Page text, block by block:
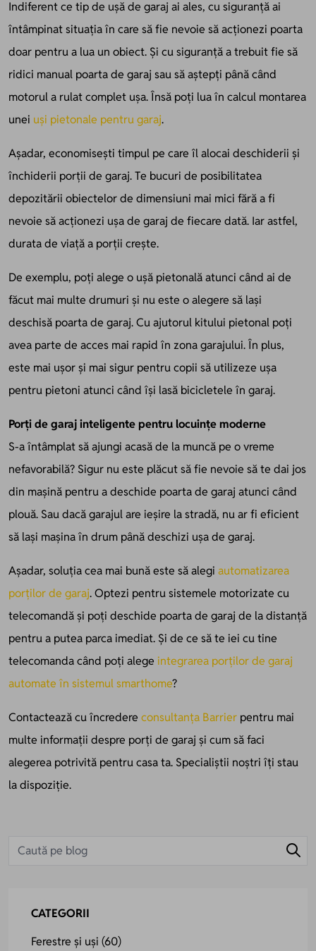
Indiferent ce tip de ușă de garaj ai ales, cu siguranță ai
întâmpinat situația în care să fie nevoie să acționezi poarta
doar pentru a lua un obiect. Și cu siguranță a trebuit fie să
ridici manual poarta de garaj sau să aștepți până când
motorul a rulat complet ușa. Însă poți lua în calcul montarea
unei uși pietonale pentru garaj.
Așadar, economisești timpul pe care îl alocai deschiderii și
închiderii porții de garaj. Te bucuri de posibilitatea
depozitării obiectelor de dimensiuni mai mici fără a fi
nevoie să acționezi ușa de garaj de fiecare dată. Iar astfel,
durata de viață a porții crește.
De exemplu, poți alege o ușă pietonală atunci când ai de
făcut mai multe drumuri și nu este o alegere să lași
deschisă poarta de garaj. Cu ajutorul kitului pietonal poți
avea parte de acces mai rapid în zona garajului. În plus,
este mai ușor și mai sigur pentru copii să utilizeze ușa
pentru pietoni atunci când își lasă bicicletele în garaj.
Porți de garaj inteligente pentru locuințe moderne
S-a întâmplat să ajungi acasă de la muncă pe o vreme
nefavorabilă? Sigur nu este plăcut să fie nevoie să te dai jos
din mașină pentru a deschide poarta de garaj atunci când
plouă. Sau dacă garajul are ieșire la stradă, nu ar fi eficient
să lași mașina în drum până deschizi ușa de garaj.
Așadar, soluția cea mai bună este să alegi automatizarea
porților de garaj. Optezi pentru sistemele motorizate cu
telecomandă și poți deschide poarta de garaj de la distanță
pentru a putea parca imediat. Și de ce să te iei cu tine
telecomanda când poți alege integrarea porților de garaj
automate în sistemul smarthome?
Contactează cu încredere consultanța Barrier pentru mai
multe informații despre porți de garaj și cum să faci
alegerea potrivită pentru casa ta. Specialiștii noștri îți stau
la dispoziție.
CATEGORII
Ferestre și uși (60)